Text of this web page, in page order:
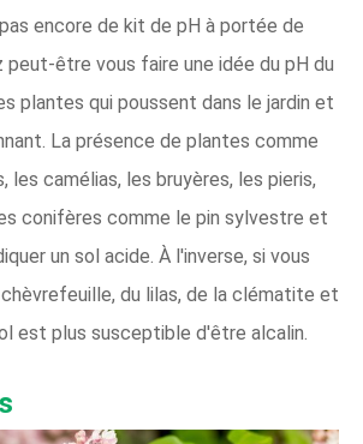
encore de kit de pH à portée de
peut-être vous faire une idée du pH du
plantes qui poussent dans le jardin et
La présence de plantes comme
les camélias, les bruyères, les pieris,
conifères comme le pin sylvestre et
un sol acide. À l'inverse, si vous
du lilas, de la clématite et
est plus susceptible d'être alcalin.